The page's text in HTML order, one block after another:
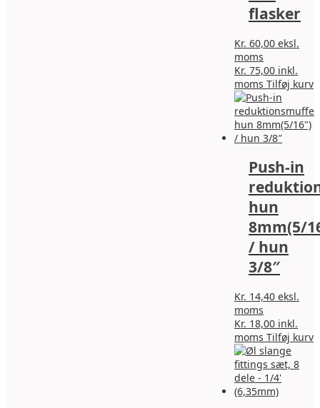
flasker
Kr. 60,00 eksl.
moms
Kr. 75,00 inkl.
moms Tilføj kurv
Push-in
hun
8mm(5/
/ hun
3/8″
Kr. 14,40 eksl.
moms
Kr. 18,00 inkl.
moms Tilføj kurv